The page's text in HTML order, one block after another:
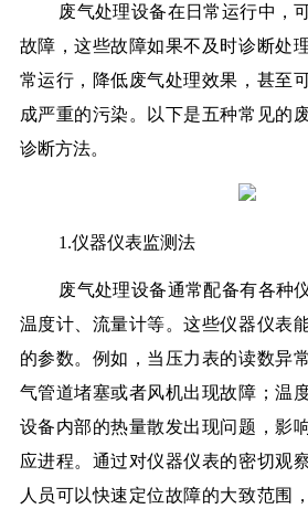
废气处理设备在日常运行中，
故障，这些故障如果不及时诊断处
常运行，降低废气处理效果，甚至
成严重的污染。以下是五种常见的
诊断方法。
1.仪器仪表监测法
废气处理设备通常配备有各种
温度计、流量计等。这些仪器仪表
的参数。例如，当压力表的读数异
气管道堵塞或者风机出现故障；温
设备内部的热量散发出现问题，影
应进程。通过对仪器仪表的密切观
人员可以快速定位故障的大致范围